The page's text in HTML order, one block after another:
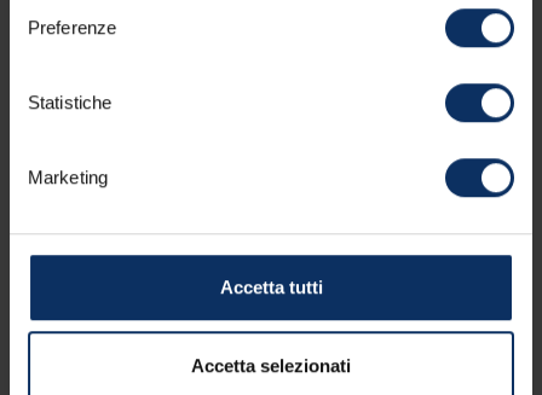
Preferenze
Statistiche
Marketing
Accetta tutti
Accetta selezionati
A LIVIGNO TORNA
SENTIERO GOURMET:
CINQUE CHILOMETRI
TRA NATURA, SAPORI
E MONDI DIVERSI
Sentiero Gourmet